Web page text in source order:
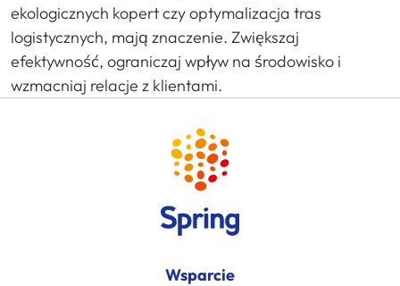
ekologicznych kopert czy optymalizacja tras
logistycznych, mają znaczenie. Zwiększaj
efektywność, ograniczaj wpływ na środowisko i
wzmacniaj relacje z klientami.
Wsparcie